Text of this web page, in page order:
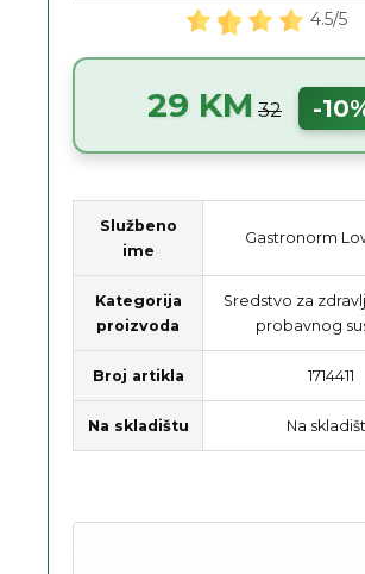
4.5/5
29 KM 32 -
Službeno
ime
Gastronorm
Kategorija
proizvoda
Sredstvo za
probavnog
Broj artikla 1714411
Na skladištu Na